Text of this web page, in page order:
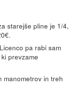
starejše pline je 1/4,
pa rabi sam
prevzame
manometrov in treh